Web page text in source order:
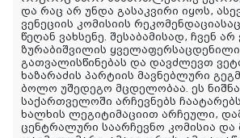
და რაც არ უნდა გასაკვირი იყოს,
ვენეციის კომისიის
წეღან ვახსენე. შესაბამისად, ჩვენ
ზურაბიშვილის ყველაფერსაცდენილი
გათვალისწინებას და დავძლევთ
ხაზარაძის პარტიის მავნებლური
ბოლო უშედეგო მცდელობაა. ეს
საქართველოში არჩევნებს
ხალხის ლეგიტიმაციით არჩეული,
ცენტრალური საარჩევნო კომისია და